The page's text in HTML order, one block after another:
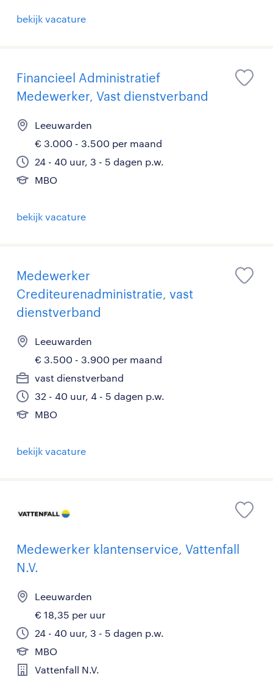
bekijk vacature
Financieel Administratief
Medewerker, Vast dienstverband
Leeuwarden
€ 3.000 - 3.500 per maand
24 - 40 uur, 3 - 5 dagen p.w.
MBO
bekijk vacature
Medewerker
Crediteurenadministratie, vast
dienstverband
Leeuwarden
€ 3.500 - 3.900 per maand
vast dienstverband
32 - 40 uur, 4 - 5 dagen p.w.
MBO
bekijk vacature
Medewerker klantenservice, Vattenfall
N.V.
Leeuwarden
€ 18,35 per uur
24 - 40 uur, 3 - 5 dagen p.w.
MBO
Vattenfall N.V.